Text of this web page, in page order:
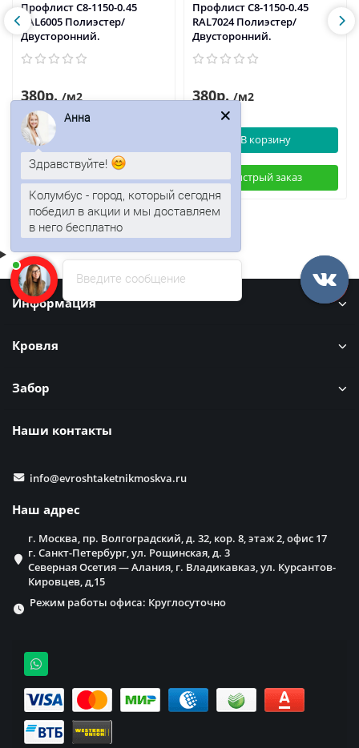
Профлист С8-1150-0.45
RAL6005 Полиэстер/
Двусторонний.
380р. /м2
Быстрый заказ
Профлист С8-1150-0.45
RAL7024 Полиэстер/
Двусторонний.
380р. /м2
В корзину
Быстрый заказ
Информация
Кровля
Забор
Наши контакты
info@evroshtaketnikmoskva.ru
Наш адрес
г. Москва, пр. Волгоградский, д. 32, кор. 8, этаж 2, офис 17
г. Санкт-Петербург, ул. Рощинская, д. 3
Северная Осетия — Алания, г. Владикавказ, ул. Курсантов-
Кировцев, д,15
Режим работы офиса: Круглосуточно
Введите сообщение
Анна
Здравствуйте!
Колумбус - город, который сегодня
победил в акции и мы доставляем
в него бесплатно